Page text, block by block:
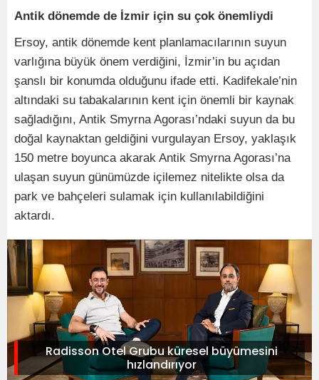
Antik dönemde de İzmir için su çok önemliydi
Ersoy, antik dönemde kent planlamacılarının suyun
varlığına büyük önem verdiğini, İzmir’in bu açıdan
şanslı bir konumda olduğunu ifade etti. Kadifekale’nin
altındaki su tabakalarının kent için önemli bir kaynak
sağladığını, Antik Smyrna Agorası’ndaki suyun da bu
doğal kaynaktan geldiğini vurgulayan Ersoy, yaklaşık
150 metre boyunca akarak Antik Smyrna Agorası’na
ulaşan suyun günümüzde içilemez nitelikte olsa da
park ve bahçeleri sulamak için kullanılabildiğini
aktardı.
Radisson Otel Grubu küresel büyümesini
hızlandırıyor